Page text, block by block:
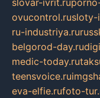
slovar-ivrit.ru
ovucontrol.rusloty-
ru-industriya.ru
belgorod-day.ru
medic-today.ru
teensvoice.ru
eva-elfie.rufoto-